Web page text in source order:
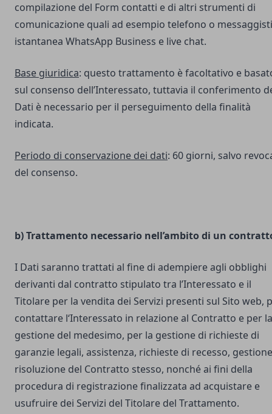
compilazione del Form contatti e di altri strumenti di
comunicazione quali ad esempio telefono o
istantanea WhatsApp Business e live chat.
Base giuridica: questo trattamento è facoltativo e
sul consenso dell’Interessato, tuttavia il conferimento
Dati è necessario per il perseguimento della finalità
indicata.
Periodo di conservazione dei dati: 60 giorni, salvo
del consenso.
b) Trattamento necessario nell’ambito di un
I Dati saranno trattati al fine di adempiere agli obblighi
derivanti dal contratto stipulato tra l’Interessato e il
Titolare per la vendita dei Servizi presenti sul Sito web,
contattare l‘Interessato in relazione al Contratto e per la
gestione del medesimo, per la gestione di richieste di
garanzie legali, assistenza, richieste di recesso,
risoluzione del Contratto stesso, nonché ai fini della
procedura di registrazione finalizzata ad acquistare e
usufruire dei Servizi del Titolare del Trattamento.